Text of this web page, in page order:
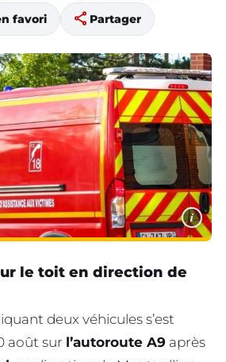
favori share Partager
i
le toit en direction de
deux véhicules s’est
août sur l’autoroute A9 après